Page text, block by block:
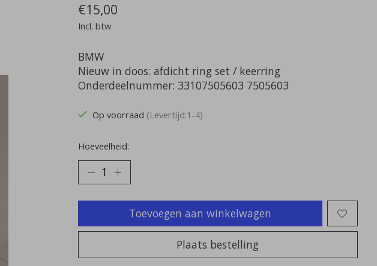
€15,00
Incl. btw
BMW
Nieuw in doos: afdicht ring set / keerring
Onderdeelnummer: 33107505603 7505603
Op voorraad (Levertijd:1-4)
Hoeveelheid:
Toevoegen aan winkelwagen
Plaats bestelling